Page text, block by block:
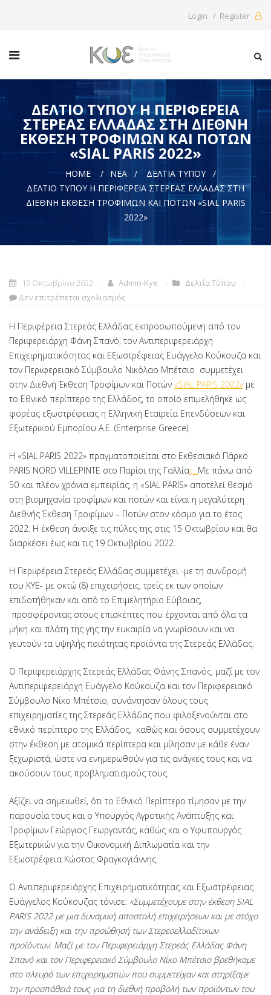
Login / Register
ΔΕΛΤΙΟ ΤΥΠΟΥ Η ΠΕΡΙΦΈΡΕΙΑ
ΣΤΕΡΕΆΣ ΕΛΛΆΔΑΣ ΣΤΗ ΔΙΕΘΝΉ
ΈΚΘΕΣΗ ΤΡΟΦΊΜΩΝ ΚΑΙ ΠΟΤΏΝ
«SIAL PARIS 2022»
HOME ΝΈΑ
ΔΕΛΤΊΑ ΤΎΠΟΥ
ΔΕΛΤΙΟ ΤΥΠΟΥ Η ΠΕΡΙΦΈΡΕΙΑ ΣΤΕΡΕΆΣ ΕΛΛΆΔΑΣ ΣΤΗ
ΔΙΕΘΝΉ ΈΚΘΕΣΗ ΤΡΟΦΊΜΩΝ ΚΑΙ ΠΟΤΏΝ «SIAL PARIS
2022»
19 Οκτωβρίου 2022 Admin-Kye
Δελτία Τύπου
Δεν επιτρέπεται σχολιασμός
H Περιφέρεια Στερεάς Ελλάδας εκπροσωπούμενη από τον
Περιφερειάρχη Φάνη Σπανό, τον Αντιπεριφερειάρχη
Επιχειρηματικότητας και Εξωστρέφειας Ευάγγελο Κούκουζα και
τον Περιφερειακό Σύμβουλο Νικόλαο Μπέτσιο συμμετέχει
στην Διεθνή Έκθεση Τροφίμων και Ποτών «SIAL PARIS 2022» με
το Εθνικό περίπτερο της Ελλάδος, το οποίο επιμελήθηκε ως
φορέας εξωστρέφειας η Ελληνική Εταιρεία Επενδύσεων και
Εξωτερικού Εμπορίου Α.Ε. (Enterprise Greece).
Η «SIAL PARIS 2022» πραγματοποιείται στο Εκθεσιακό Πάρκο
PARIS NORD VILLEPINTE στο Παρίσι της Γαλλίας. Με πάνω από
50 και πλέον χρόνια εμπειρίας, η «SIAL PARIS» αποτελεί θεσμό
στη βιομηχανία τροφίμων και ποτών και είναι η μεγαλύτερη
Διεθνής Έκθεση Τροφίμων – Ποτών στον κόσμο για το έτος
2022. Η έκθεση άνοιξε τις πύλες της στις 15 Οκτωβρίου και θα
διαρκέσει έως και τις 19 Οκτωβρίου 2022.
Η Περιφέρεια Στερεάς Ελλάδας συμμετέχει -με τη συνδρομή
του ΚΥΕ- με οκτώ (8) επιχειρήσεις, τρείς εκ των οποίων
επιδοτήθηκαν και από το Επιμελητήριο Εύβοιας,
προσφέροντας στους επισκέπτες που έρχονται από όλα τα
μήκη και πλάτη της γης την ευκαιρία να γνωρίσουν και να
γευτούν τα υψηλής ποιότητας προϊόντα της Στερεάς Ελλάδας.
Ο Περιφερειάρχης Στερεάς Ελλάδας Φάνης Σπανός, μαζί με τον
Αντιπεριφερειάρχη Ευάγγελο Κούκουζα και τον Περιφερειακό
Σύμβουλο Νίκο Μπέτσιο, συνάντησαν όλους τους
επιχειρηματίες της Στερεάς Ελλάδας που φιλοξενούνται στο
εθνικό περίπτερο της Ελλάδος, καθώς και όσους συμμετέχουν
στην έκθεση με ατομικά περίπτερα και μίλησαν με κάθε έναν
ξεχωριστά, ώστε να ενημερωθούν για τις ανάγκες τους και να
ακούσουν τους προβληματισμούς τους.
Αξίζει να σημειωθεί, ότι το Εθνικό Περίπτερο τίμησαν με την
παρουσία τους και ο Υπουργός Αγροτικής Ανάπτυξης και
Τροφίμων Γεώργιος Γεωργαντάς, καθώς και ο Υφυπουργός
Εξωτερικών για την Οικονομική Διπλωματία και την
Εξωστρέφεια Κώστας Φραγκογιάννης.
Ο Αντιπεριφερειάρχης Επιχειρηματικότητας και Εξωστρέφειας
Ευάγγελος Κούκουζας τόνισε: «Συμμετέχουμε στην έκθεση SIAL
PARIS2022 με μια δυναμική αποστολή επιχειρήσεων και με στόχο
την ανάδειξη και την προώθησή των Στερεοελλαδίτικων
προϊόντων. Μαζί με τον Περιφερειάρχη Στερεάς Ελλάδας Φάνη
Σπανό και τον Περιφερειακό Σύμβουλο Νίκο Μπέτσιο βρεθήκαμε
στο πλευρό των επιχειρηματιών που συμμετείχαν και στηρίξαμε
την προσπάθειά τους για τη διεθνή προβολή των προϊόντων του